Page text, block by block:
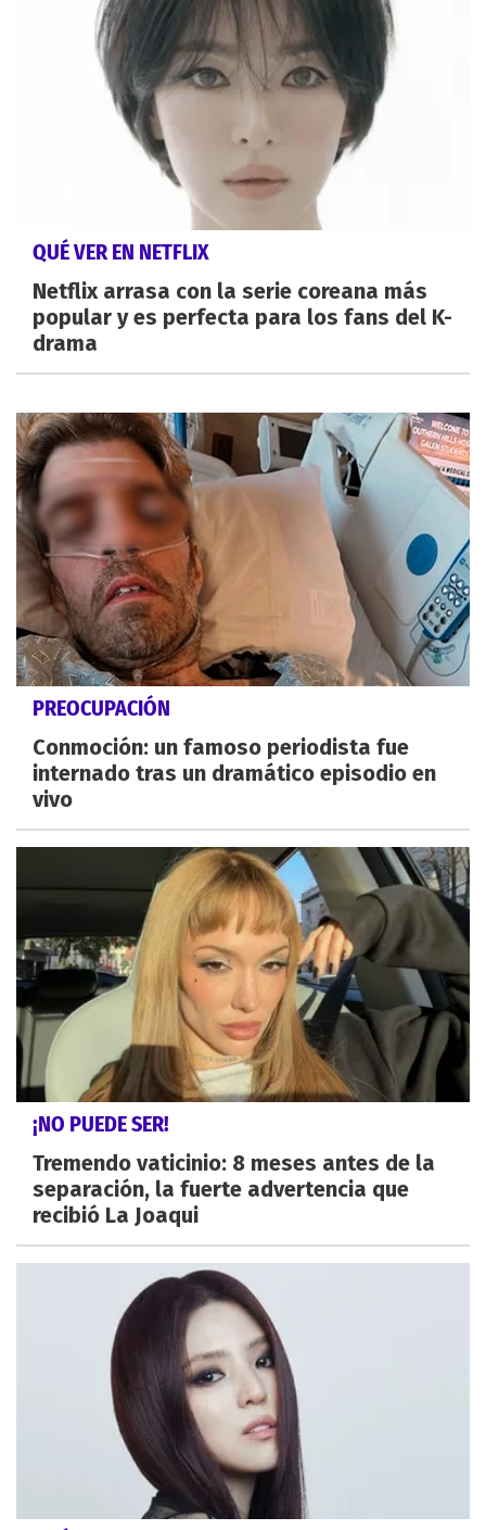
QUÉ VER EN NETFLIX
Netflix arrasa con la serie coreana más
popular y es perfecta para los fans del K-
drama
PREOCUPACIÓN
Conmoción: un famoso periodista fue
internado tras un dramático episodio en
vivo
¡NO PUEDE SER!
Tremendo vaticinio: 8 meses antes de la
separación, la fuerte advertencia que
recibió La Joaqui